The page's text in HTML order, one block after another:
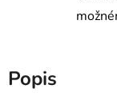
Popis